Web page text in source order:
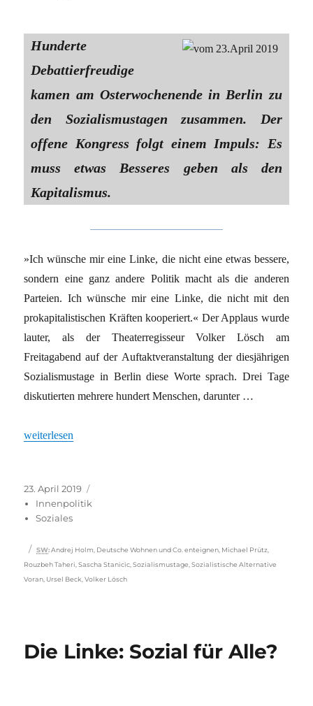
Hunderte
Debattierfreudige
kamen am Osterwochenende in Berlin zu
den Sozialismustagen zusammen. Der
offene Kongress folgt einem Impuls: Es
muss etwas Besseres geben als den
Kapitalismus.
»Ich wünsche mir eine Linke, die nicht eine etwas bessere,
sondern eine ganz andere Politik macht als die anderen
Parteien. Ich wünsche mir eine Linke, die nicht mit den
prokapitalistischen Kräften kooperiert.« Der Applaus wurde
lauter, als der Theaterregisseur Volker Lösch am
Freitagabend auf der Auftaktveranstaltung der diesjährigen
Sozialismustage in Berlin diese Worte sprach. Drei Tage
diskutierten mehrere hundert Menschen, darunter …
„Eine linke Politik ist möglich“
weiterlesen
Veröffentlicht
am
23. April 2019
Innenpolitik
Soziales
Schlagwörter
SW: Andrej Holm Deutsche Wohnen und Co. enteignen Michael Prütz
Rouzbeh Taheri ,Sascha Stanicic ,Sozialismustage ,Sozialistische Alternative
Voran Ursel Beck ,Volker Lösch
Die Linke: Sozial für Alle?